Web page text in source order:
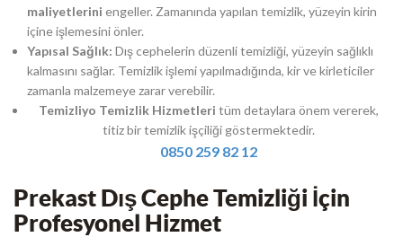
maliyetlerini engeller. Zamanında yapılan temizlik, yüzeyin kirin
içine işlemesini önler.
Yapısal Sağlık: Dış cephelerin düzenli temizliği, yüzeyin sağlıklı
kalmasını sağlar. Temizlik işlemi yapılmadığında, kir ve kirleticiler
zamanla malzemeye zarar verebilir.
Temizliyo Temizlik Hizmetleri tüm detaylara önem vererek,
titiz bir temizlik işçiliği göstermektedir.
0850 259 82 12
Prekast Dış Cephe Temizliği İçin
Profesyonel Hizmet